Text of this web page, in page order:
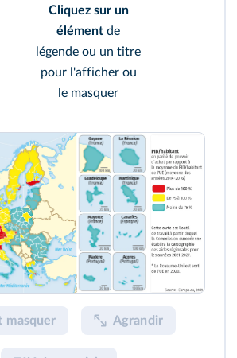
Cliquez sur un
élément de
légende ou un titre
pour l'afficher ou
le masquer
masquer Agrandir